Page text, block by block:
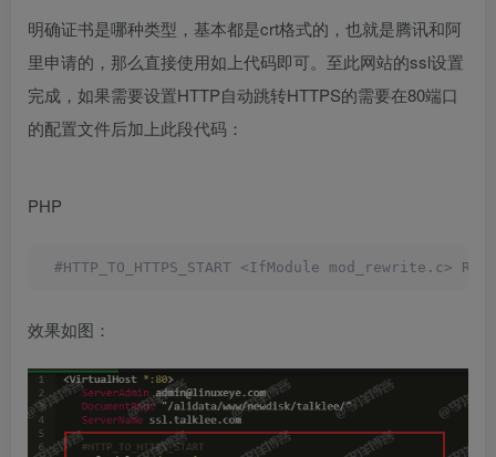
明确证书是哪种类型，基本都是crt格式的，也就是腾讯和阿
里申请的，那么直接使用如上代码即可。至此网站的ssl设置
完成，如果需要设置HTTP自动跳转HTTPS的需要在80端口
的配置文件后加上此段代码：
PHP
#HTTP_TO_HTTPS_START <IfModule mod_rewrite.c>
效果如图：